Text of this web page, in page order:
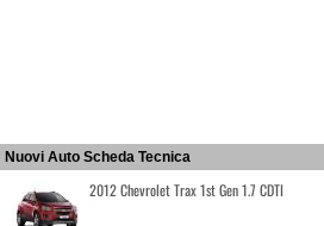
Nuovi Auto Scheda Tecnica
2012 Chevrolet Trax 1st Gen 1.7 CDTI